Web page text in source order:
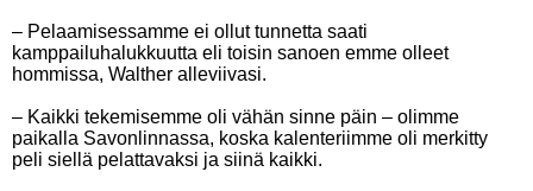
– Pelaamisessamme ei ollut tunnetta saati
kamppailuhalukkuutta eli toisin sanoen emme olleet
hommissa, Walther alleviivasi.
– Kaikki tekemisemme oli vähän sinne päin – olimme
paikalla Savonlinnassa, koska kalenteriimme oli merkitty
peli siellä pelattavaksi ja siinä kaikki.